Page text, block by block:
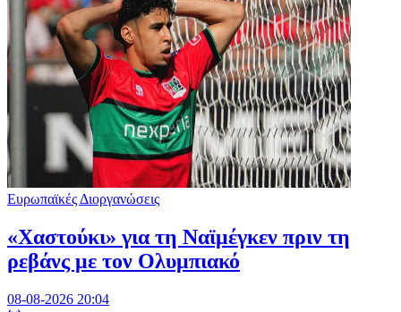
Ευρωπαϊκές Διοργανώσεις
«Χαστούκι» για τη Ναϊμέγκεν πριν τη
ρεβάνς με τον Ολυμπιακό
08-08-2026 20:04